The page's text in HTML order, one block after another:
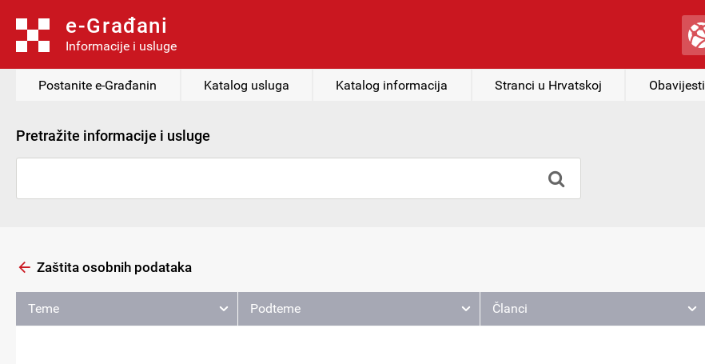
e-Građani
Informacije i usluge
Postanite e-Građanin Katalog usluga Katalog informacija Stranci u Hrvatskoj Obavijesti
Pretražite informacije i usluge
Zaštita osobnih podataka
Teme Podteme Članci